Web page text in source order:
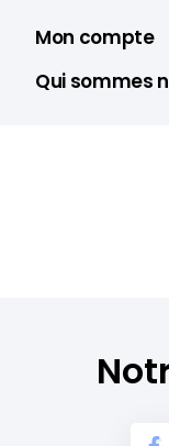
Mon compte
Qui sommes